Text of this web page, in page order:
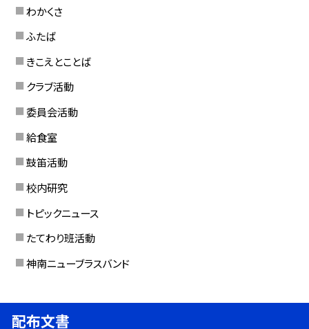
わかくさ
ふたば
きこえとことば
クラブ活動
委員会活動
給食室
鼓笛活動
校内研究
トピックニュース
たてわり班活動
神南ニューブラスバンド
配布文書